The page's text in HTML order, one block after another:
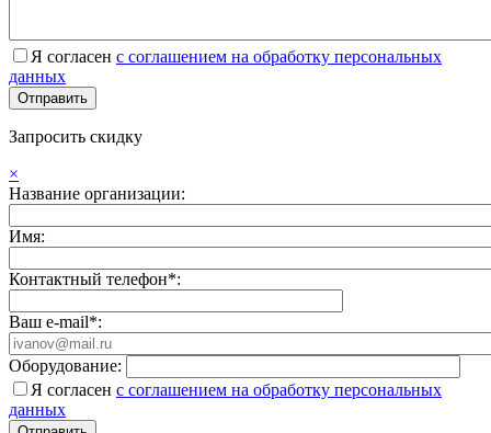
Я согласен с соглашением на обработку персональных
данных
Запросить скидку
×
Название организации:
Имя:
Контактный телефон*:
Ваш e-mail*:
Оборудование:
Я согласен с соглашением на обработку персональных
данных